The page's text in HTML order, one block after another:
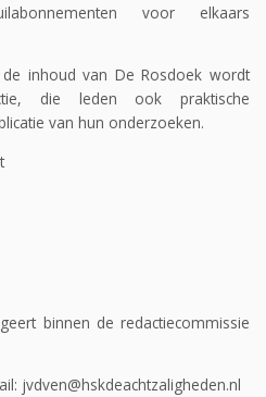
voor elkaars
inhoud van De Rosdoek wordt
die leden ook praktische
van hun onderzoeken.
binnen de redactiecommissie
jvdven@hskdeachtzaligheden.nl